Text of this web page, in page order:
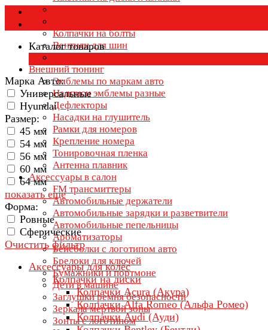
Колпаки на колеса
Колпачки на болты
Вентили для шин
Внешний тюнинг
Эмблемы по маркам авто
Надписи эмблемы разные
Дефлекторы
Насадки на глушитель
Рамки для номеров
Крепление номера
Тонировочная пленка
Антенна плавник
Аксессуары в салон
FM трансмиттеры
Автомобильные держатели
Автомобильные зарядки и разветвители
Автомобильные пепельницы
Ароматизаторы
Бейсболки с логотипом авто
Брелоки для ключей
Бумажники и портмоне
Дети в машине
Заглушки ремня безопасности
Зеркала мертвой зоны
Зонты с логотипом
Каталог товаров
Каталог товаров
Марка Авто:
Универсальные
Hyundai
Размер:
45 мм
54 мм
56 мм
60 мм
64 мм
показать еще
Форма:
Ровные
Сферические
Очистить фильтр
Аксессуары для колёс
Колпачки на диски
Колпачки Acura (Акура)
Колпачки Alfa Romeo (Альфа Ромео)
Колпачки Audi (Ауди)